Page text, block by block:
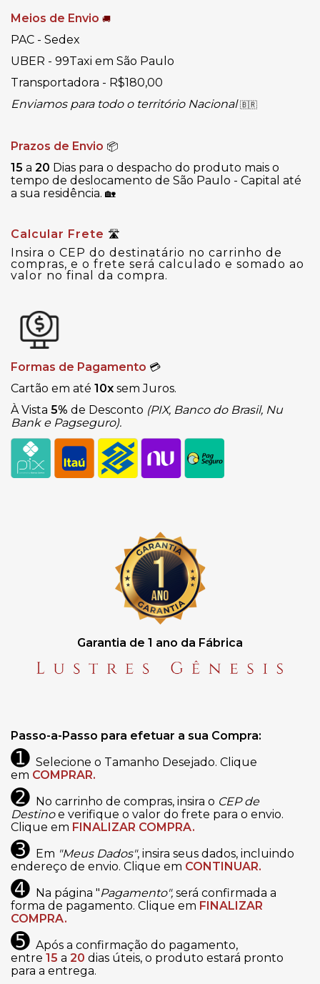
Meios de Envio 🚚
PAC - Sedex
UBER - 99Taxi em São Paulo
Transportadora - R$180,00
Enviamos para todo o território Nacional🇧🇷
Prazos de Envio 📦
15 a 20 Dias para o despacho do produto mais o
tempo de deslocamento de São Paulo - Capital até
a sua residência. 🏡
Calcular Frete 🛣
Insira o CEP do destinatário no carrinho de
compras, e o frete será calculado e somado ao
valor no final da compra.
Formas de Pagamento 💳
Cartão em até 10x sem Juros.
À Vista 5% de Desconto (PIX, Banco do Brasil, Nu
Bank e Pagseguro).
Garantia de 1 ano da Fábrica
Passo-a-Passo para efetuar a sua Compra:
➊ Selecione o Tamanho Desejado. Clique
em COMPRAR.
➋ No carrinho de compras, insira o CEP de
Destinoe verifique o valor do frete para o envio.
Clique em FINALIZAR COMPRA.
➌ Em "Meus Dados", insira seus dados, incluindo
endereço de envio. Clique em CONTINUAR.
➍ Na página "Pagamento", será confirmada a
forma de pagamento. Clique em FINALIZAR
COMPRA.
➎ Após a confirmação do pagamento,
entre 15 a 20 dias úteis, o produto estará pronto
para a entrega.